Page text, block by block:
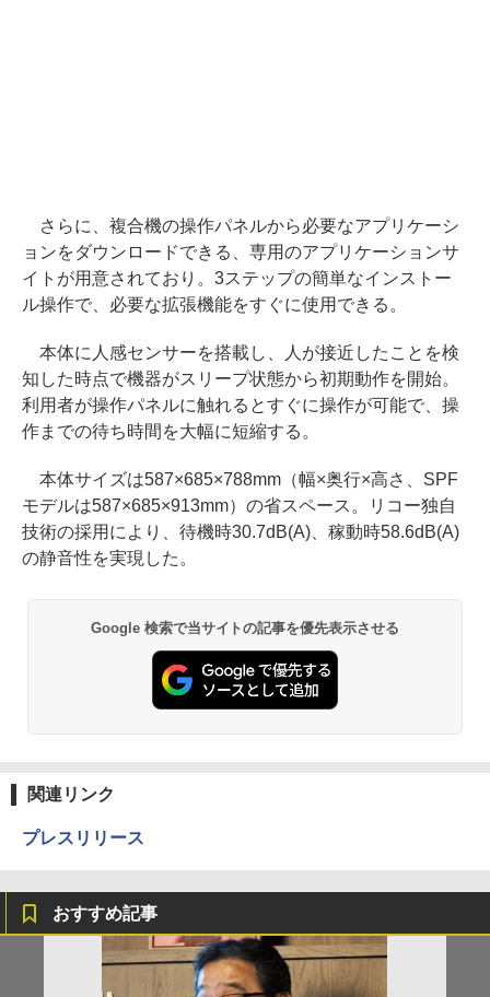
さらに、複合機の操作パネルから必要なアプリケーシ
ョンをダウンロードできる、専用のアプリケーションサ
イトが用意されており。3ステップの簡単なインストー
ル操作で、必要な拡張機能をすぐに使用できる。
本体に人感センサーを搭載し、人が接近したことを検
知した時点で機器がスリープ状態から初期動作を開始。
利用者が操作パネルに触れるとすぐに操作が可能で、操
作までの待ち時間を大幅に短縮する。
本体サイズは587×685×788mm（幅×奥行×高さ、SPF
モデルは587×685×913mm）の省スペース。リコー独自
技術の採用により、待機時30.7dB(A)、稼動時58.6dB(A)
の静音性を実現した。
Google 検索で当サイトの記事を優先表示させる
関連リンク
プレスリリース
おすすめ記事